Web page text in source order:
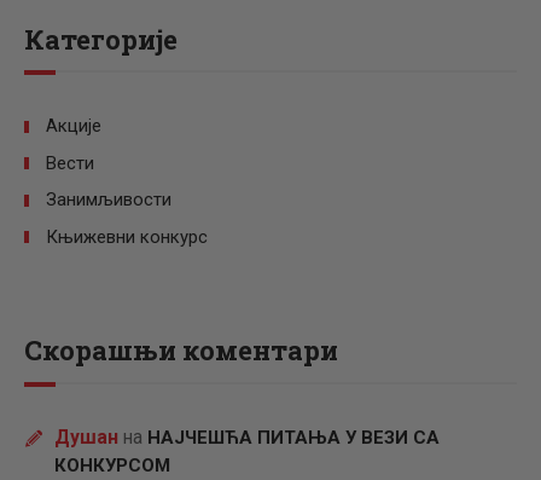
Категорије
Акције
Вести
Занимљивости
Књижевни конкурс
Скорашњи коментари
Душан на НАЈЧЕШЋА ПИТАЊА У ВЕЗИ СА
КОНКУРСОМ